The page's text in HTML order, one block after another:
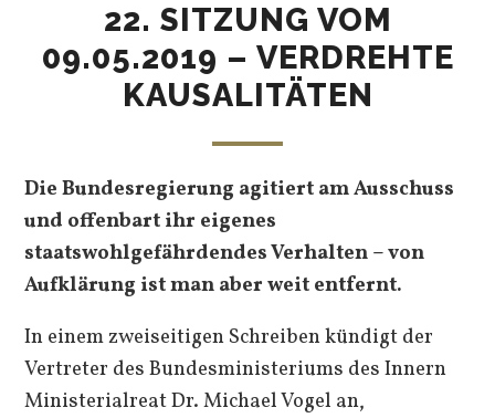
22. SITZUNG VOM
09.05.2019 – VERDREHTE
KAUSALITÄTEN
Die Bundesregierung agitiert am Ausschuss
und offenbart ihr eigenes
staatswohlgefährdendes Verhalten – von
Aufklärung ist man aber weit entfernt.
In einem zweiseitigen Schreiben kündigt der
Vertreter des Bundesministeriums des Innern
Ministerialreat Dr. Michael Vogel an,